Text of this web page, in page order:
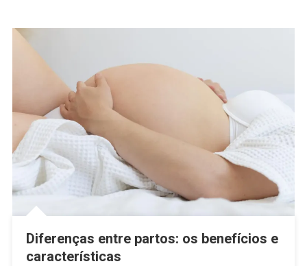
Diferenças entre partos: os benefícios e
características